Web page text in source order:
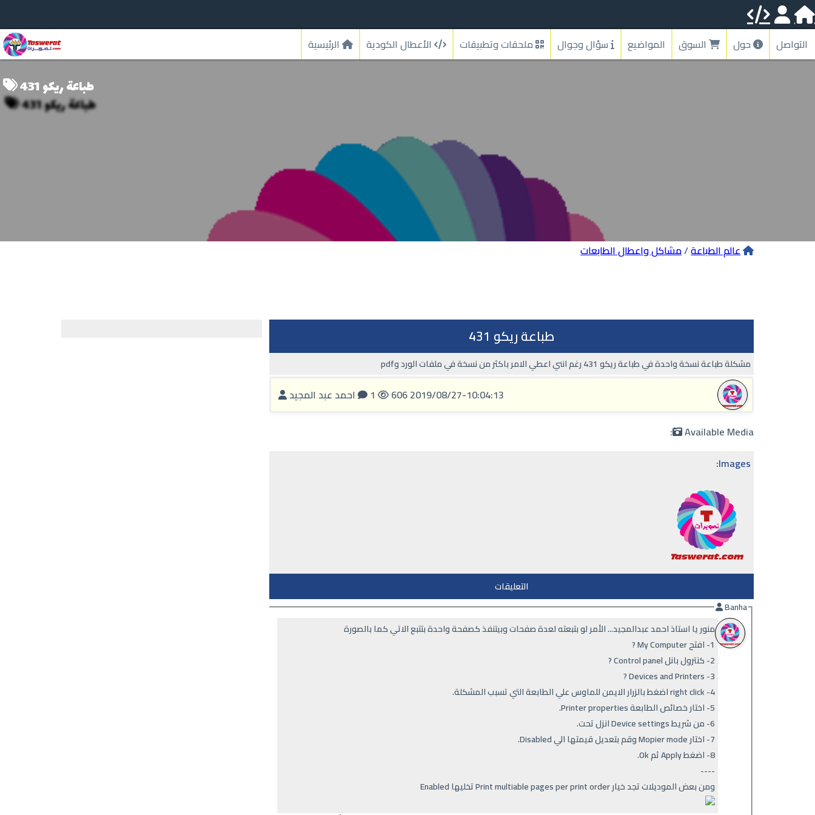
الرئيسية الأعطال الكودية ملحقات وتطبيقات سؤال وجوال المواضيع السوق حول التواصل
طباعة ريكو 431
عالم الطباعة/مشاكل واعطال الطابعات
طباعة ريكو 431
مشكلة طباعة نسخة واحدة في طباعة ريكو 431 رغم انني اعطي الامر باكثر من نسخة في ملفات الورد وpdf
احمد عبد المجيد 1 6062019/08/27-10:04:13
Available Media:
Images:
التعليقات
Banha
منور يا استاذ احمد عبدالمجيد... الأمر لو بتبعته لعدة صفحات وبيتنفذ كصفحة واحدة بتتبع الاتي كما بالصورة
1- افتح My Computer ?
2- كنترول بانل Control panel ?
3- Devices and Printers ?
4- right click اضغط بالزرار الايمن للماوس علي الطابعة التي تسبب المشكلة.
5- اختار خصائص الطابعة Printer properties.
6- من شريط Device settings انزل تحت.
7- اختار Mopier mode وقم بتعديل قيمتها الي Disabled.
8- اضغط Apply ثم Ok.
----
ومن بعض الموديلات تجد خيار Print multiable pages per print order تخليها Enabled